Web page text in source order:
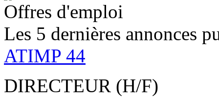
Offres d'emploi
Les 5 dernières annonces
ATIMP 44
DIRECTEUR (H/F)